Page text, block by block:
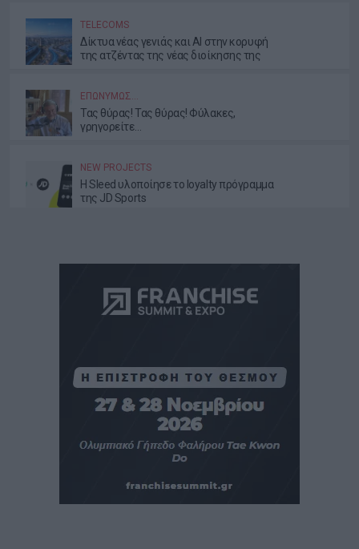
TELECOMS
Δίκτυα νέας γενιάς και AI στην κορυφή
της ατζέντας της νέας διοίκησης της
ΕΠΩΝΎΜΩΣ…
Τας θύρας! Τας θύρας! Φύλακες,
γρηγορείτε…
NEW PROJECTS
Η Sleed υλοποίησε το loyalty πρόγραμμα
της JD Sports